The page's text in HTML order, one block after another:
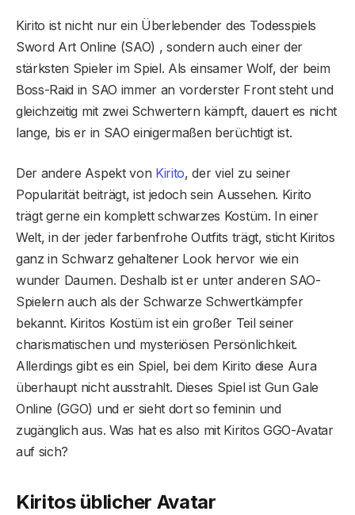
Kirito ist nicht nur ein Überlebender des Todesspiels
Sword Art Online (SAO) , sondern auch einer der
stärksten Spieler im Spiel. Als einsamer Wolf, der beim
Boss-Raid in SAO immer an vorderster Front steht und
gleichzeitig mit zwei Schwertern kämpft, dauert es nicht
lange, bis er in SAO einigermaßen berüchtigt ist.
Der andere Aspekt von Kirito, der viel zu seiner
Popularität beiträgt, ist jedoch sein Aussehen. Kirito
trägt gerne ein komplett schwarzes Kostüm. In einer
Welt, in der jeder farbenfrohe Outfits trägt, sticht Kiritos
ganz in Schwarz gehaltener Look hervor wie ein
wunder Daumen. Deshalb ist er unter anderen SAO-
Spielern auch als der Schwarze Schwertkämpfer
bekannt. Kiritos Kostüm ist ein großer Teil seiner
charismatischen und mysteriösen Persönlichkeit.
Allerdings gibt es ein Spiel, bei dem Kirito diese Aura
überhaupt nicht ausstrahlt. Dieses Spiel ist Gun Gale
Online (GGO) und er sieht dort so feminin und
zugänglich aus. Was hat es also mit Kiritos GGO-Avatar
auf sich?
Kiritos üblicher Avatar